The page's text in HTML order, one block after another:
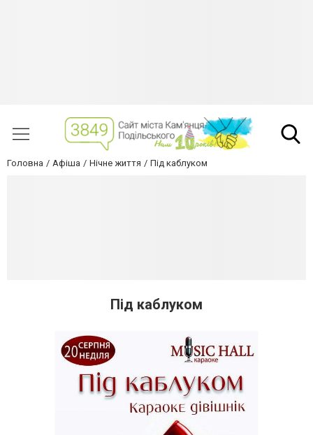
Головна Афіша Нічне життя Під каблуком
Під каблуком